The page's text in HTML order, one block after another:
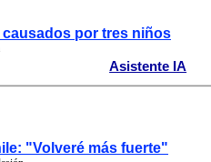
causados por tres niños
Asistente IA
"Volveré más fuerte"